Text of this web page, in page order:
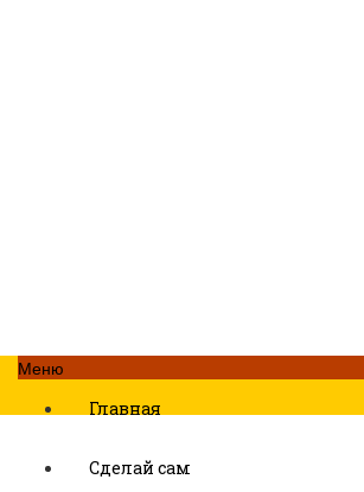
Меню
Главная
Сделай сам